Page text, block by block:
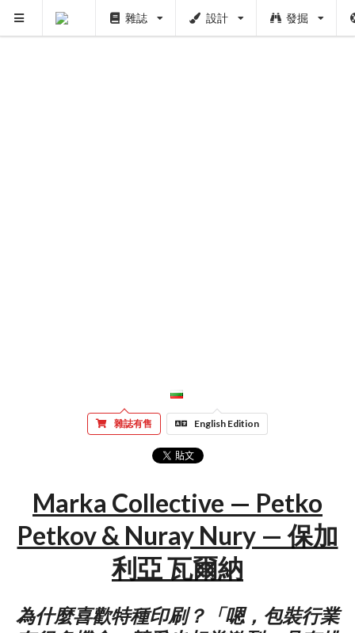
雜誌 設計 發掘
雜誌有售 English Edition
Marka Collective — Petko
Petkov & Nuray Nury — 保加
利亞 瓦爾納
為什麼喜歡特種印刷？「嗯，包裝行業